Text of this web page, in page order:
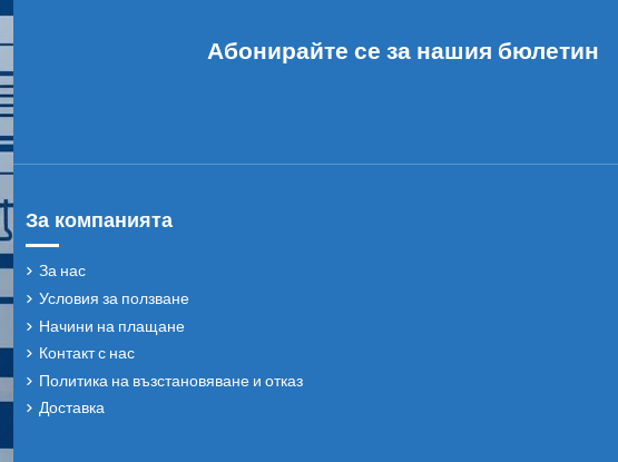
Абонирайте се за нашия бюлетин
За компанията
За нас
Условия за ползване
Начини на плащане
Контакт с нас
Политика на възстановяване и отказ
Доставка